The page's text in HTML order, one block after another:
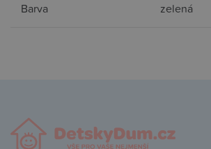
Barva zelená